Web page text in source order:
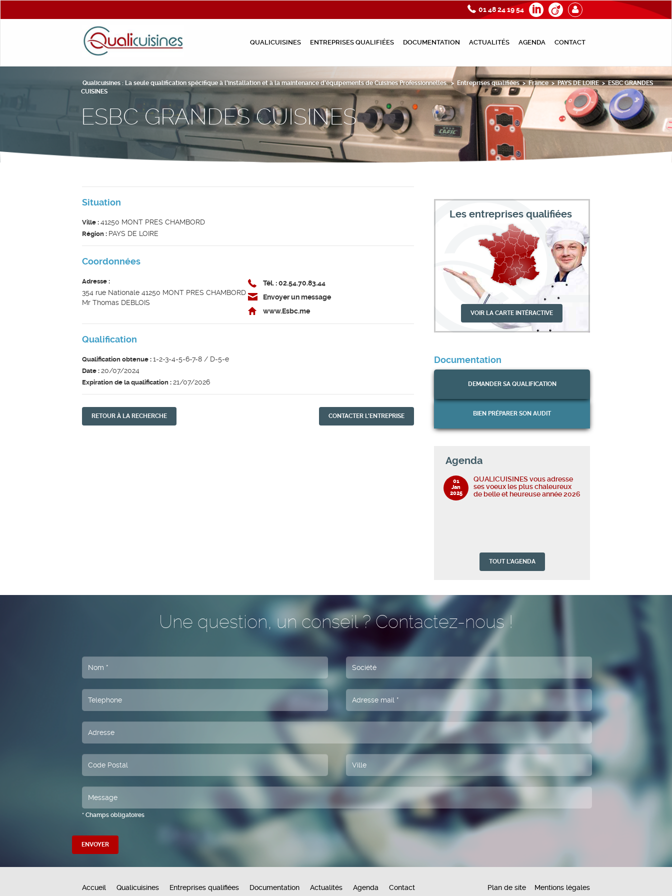
QUALICUISINES ENTREPRISES QUALIFIÉES DOCUMENTATION ACTUALITÉS AGENDA CONTACT
01 48 24 19 54
Qualicuisines : La seule qualification spécifique à l’installation et à la maintenance d’équipements de Cuisines Professionnelles. > Entreprises qualifiées > France > PAYS DE LOIRE > ESBC GRANDES
CUISINES
ESBC GRANDES CUISINES
Situation
Ville : 41250 MONT PRES CHAMBORD
Région : PAYS DE LOIRE
Coordonnées
Adresse :
354 rue Nationale 41250 MONT PRES CHAMBORD
Mr Thomas DEBLOIS
Tél. : 02.54.70.83.44
Envoyer un message
www.Esbc.me
Qualification
Qualification obtenue : 1-2-3-4-5-6-7-8 / D-5-e
Date : 20/07/2024
Expiration de la qualification : 21/07/2026
RETOUR À LA RECHERCHE CONTACTER L'ENTREPRISE
Les entreprises qualifiées
VOIR LA CARTE INTÉRACTIVE
Documentation
DEMANDER SA QUALIFICATION
BIEN PRÉPARER SON AUDIT
Agenda
TOUT L'AGENDA
Jan
ses voeux les plus chaleureux
01
Jan
2025
QUALICUISINES vous adresse
ses voeux les plus chaleureux
de belle et heureuse année 2026
QUALICUISINES vous adresse
ses voeux les plus chaleureux
Une question, un conseil ? Contactez-nous !
* Champs obligatoires
Accueil Qualicuisines Entreprises qualifiées Documentation Actualités Agenda Contact Mentions légales
Plan de site